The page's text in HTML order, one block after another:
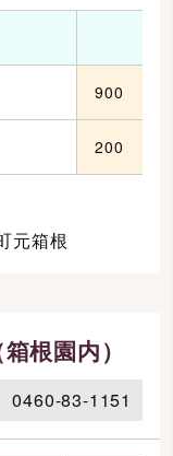
900
200
元箱根
根園内）
0460-83-1151